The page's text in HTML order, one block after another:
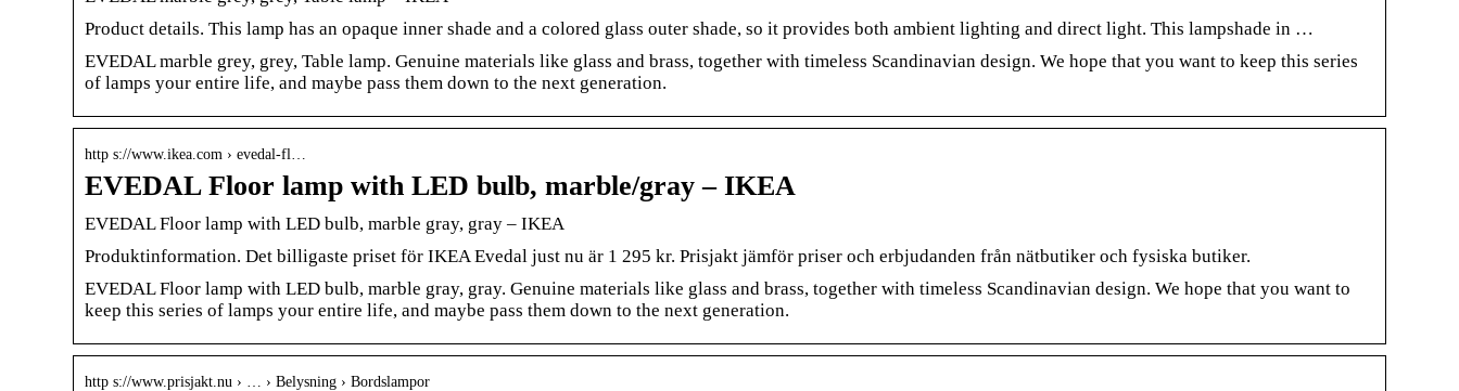
Product details. This lamp has an opaque inner shade and a colored glass outer shade, so it provides both ambient lighting and direct light. This lampshade in …
EVEDAL marble grey, grey, Table lamp. Genuine materials like glass and brass, together with timeless Scandinavian design. We hope that you want to keep this series
of lamps your entire life, and maybe pass them down to the next generation.
http s://www.ikea.com › evedal-fl…
EVEDAL Floor lamp with LED bulb, marble/gray – IKEA
EVEDAL Floor lamp with LED bulb, marble gray, gray – IKEA
Produktinformation. Det billigaste priset för IKEA Evedal just nu är 1 295 kr. Prisjakt jämför priser och erbjudanden från nätbutiker och fysiska butiker.
EVEDAL Floor lamp with LED bulb, marble gray, gray. Genuine materials like glass and brass, together with timeless Scandinavian design. We hope that you want to
keep this series of lamps your entire life, and maybe pass them down to the next generation.
http s://www.prisjakt.nu › … › Belysning › Bordslampor